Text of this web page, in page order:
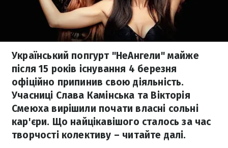
Український попгурт "НеАнгели" майже
після 15 років існування 4 березня
офіційно припинив свою діяльність.
Учасниці Слава Камінська та Вікторія
Смеюха вирішили почати власні сольні
кар'єри. Що найцікавішого сталось за час
творчості колективу – читайте далі.